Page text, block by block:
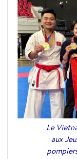
Le
aux